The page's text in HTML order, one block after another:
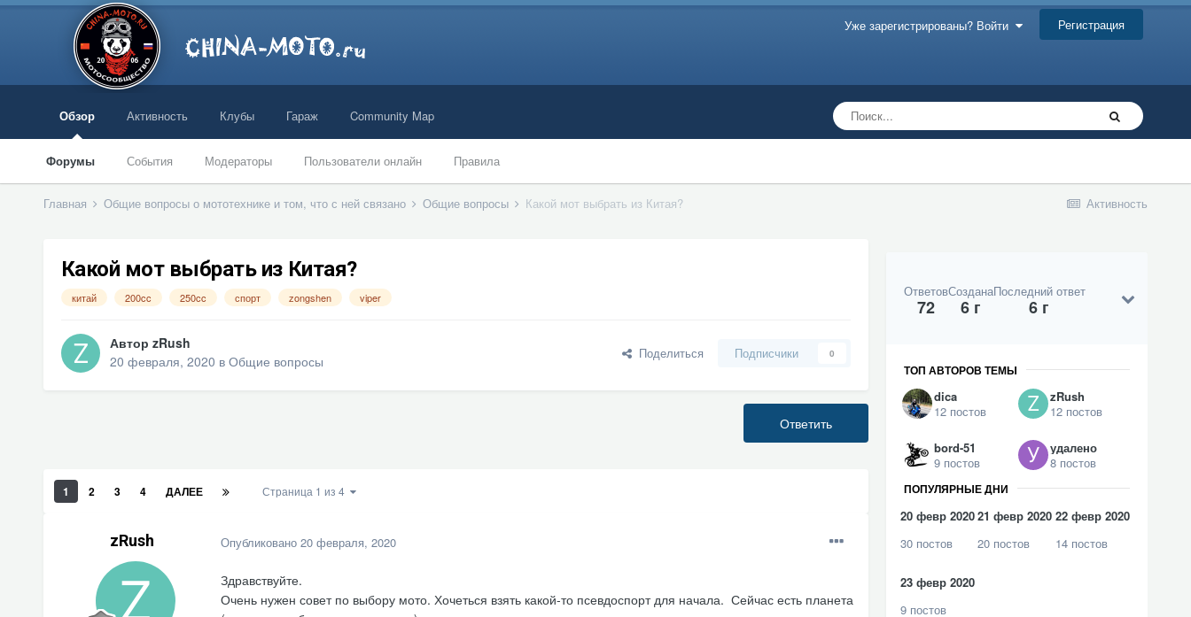
Уже зарегистрированы? Войти Регистрация
Обзор
Форумы События Модераторы Пользователи онлайн Правила
Активность Клубы Гараж Community Map
Активность
Главная Общие вопросы о мототехнике и том, что с ней связано Общие вопросы Какой мот выбрать из Китая?
Какой мот выбрать из Китая?
китай 200cc 250cc спорт zongshen viper
Автор zRush
20 февраля, 2020 в Общие вопросы Поделиться Подписчики 0
Ответить
1 2 3 4 ДАЛЕЕ Страница 1 из 4
zRush Опубликовано 20 февраля, 2020
Здравствуйте.
Очень нужен совет по выбору мото. Хочеться взять какой-то псевдоспорт для начала. Сейчас есть планета
Ответов
72
Создана
6 г
Последний ответ
6 г
ТОП АВТОРОВ ТЕМЫ
dica
12 постов
zRush
12 постов
bord-51
9 постов
удалено
8 постов
ПОПУЛЯРНЫЕ ДНИ
20 февр 2020
30 постов
21 февр 2020
20 постов
22 февр 2020
14 постов
23 февр 2020
9 постов